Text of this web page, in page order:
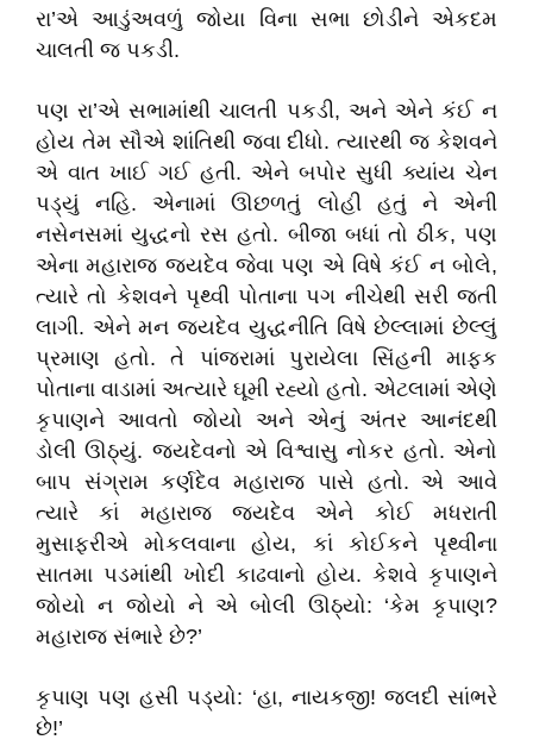
રા’એ આડુંઅવળું જોયા વિના સભા છોડીને એકદમ
ચાલતી જ પકડી.
પણ રા’એ સભામાંથી ચાલતી પકડી, અને એને કંઈ ન
હોય તેમ સૌએ શાંતિથી જવા દીધો. ત્યારથી જ કેશવને
એ વાત ખાઈ ગઈ હતી. એને બપોર સુધી ક્યાંય ચેન
પડ્યું નહિ. એનામાં ઊછળતું લોહી હતું ને એની
નસેનસમાં યુદ્ધનો રસ હતો. બીજા બધાં તો ઠીક, પણ
એના મહારાજ જયદેવ જેવા પણ એ વિષે કંઈ ન બોલે,
ત્યારે તો કેશવને પૃથ્વી પોતાના પગ નીચેથી સરી જતી
લાગી. એને મન જયદેવ યુદ્ધનીતિ વિષે છેલ્લામાં છેલ્લું
પ્રમાણ હતો. તે પાંજરામાં પુરાયેલા સિંહની માફક
પોતાના વાડામાં અત્યારે ઘૂમી રહ્યો હતો. એટલામાં એણે
કૃપાણને આવતો જોયો અને એનું અંતર આનંદથી
ડોલી ઊઠ્યું. જયદેવનો એ વિશ્વાસુ નોકર હતો. એનો
બાપ સંગ્રામ કર્ણદેવ મહારાજ પાસે હતો. એ આવે
ત્યારે કાં મહારાજ જયદેવ એને કોઈ મધરાતી
મુસાફરીએ મોકલવાના હોય, કાં કોઈકને પૃથ્વીના
સાતમા પડમાંથી ખોદી કાઢવાનો હોય. કેશવે કૃપાણને
જોયો ન જોયો ને એ બોલી ઊઠ્યો: ‘કેમ કૃપાણ?
મહારાજ સંભારે છે?’
કૃપાણ પણ હસી પડ્યો: ‘હા, નાયકજી! જલદી સાંભરે
છે!’